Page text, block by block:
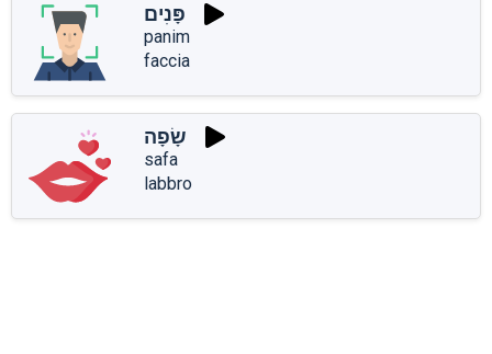
פָּנִים
panim
faccia
שָׂפָה
safa
labbro